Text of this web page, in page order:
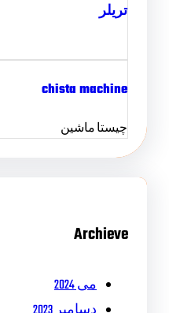
تریلر
chista machine
چیستا ماشین
Archieve
می 2024